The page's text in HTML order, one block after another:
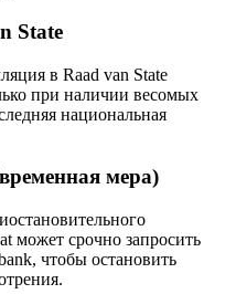
State
в Raad van State
при наличии весомых
национальная
мера)
может срочно запросить
чтобы остановить